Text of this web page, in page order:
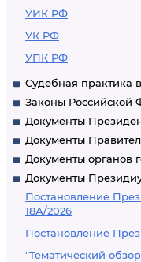
УИК РФ
УК РФ
УПК РФ
Судебная практика
Законы Российской
Документы
Документы
Документы органов
Документы
Постановление
18А/2026
Постановление
"Тематический